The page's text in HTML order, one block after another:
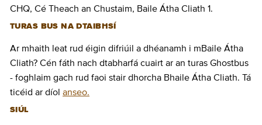
CHQ, Cé Theach an Chustaim, Baile Átha Cliath 1.
TURAS BUS NA DTAIBHSÍ
Ar mhaith leat rud éigin difriúil a dhéanamh i mBaile Átha
Cliath? Cén fáth nach dtabharfá cuairt ar an turas Ghostbus
- foghlaim gach rud faoi stair dhorcha Bhaile Átha Cliath. Tá
ticéid ar díol anseo.
SIÚL